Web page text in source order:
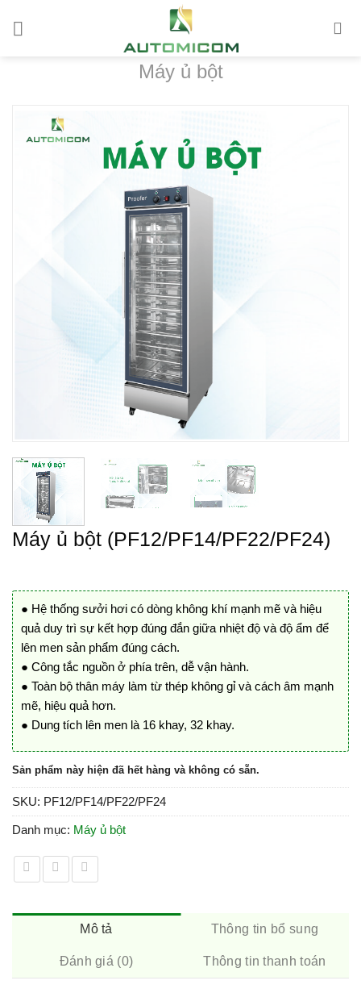
Máy ủ bột
Máy ủ bột (PF12/PF14/PF22/PF24)
● Hệ thống sưởi hơi có dòng không khí mạnh mẽ và hiệu
quả duy trì sự kết hợp đúng đắn giữa nhiệt độ và độ ẩm để
lên men sản phẩm đúng cách.
● Công tắc nguồn ở phía trên, dễ vận hành.
● Toàn bộ thân máy làm từ thép không gỉ và cách âm mạnh
mẽ, hiệu quả hơn.
● Dung tích lên men là 16 khay, 32 khay.
Sản phẩm này hiện đã hết hàng và không có sẵn.
SKU: PF12/PF14/PF22/PF24
Danh mục: Máy ủ bột
Mô tả Thông tin bổ sung
Đánh giá (0) Thông tin thanh toán